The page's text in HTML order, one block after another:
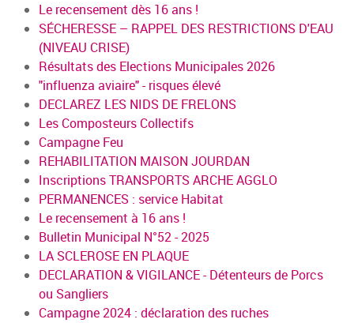
Le recensement dès 16 ans !
SÉCHERESSE – RAPPEL DES RESTRICTIONS D'EAU
(NIVEAU CRISE)
Résultats des Elections Municipales 2026
"influenza aviaire" - risques élevé
DECLAREZ LES NIDS DE FRELONS
Les Composteurs Collectifs
Campagne Feu
REHABILITATION MAISON JOURDAN
Inscriptions TRANSPORTS ARCHE AGGLO
PERMANENCES : service Habitat
Le recensement à 16 ans !
Bulletin Municipal N°52 - 2025
LA SCLEROSE EN PLAQUE
DECLARATION & VIGILANCE - Détenteurs de Porcs
ou Sangliers
Campagne 2024 : déclaration des ruches